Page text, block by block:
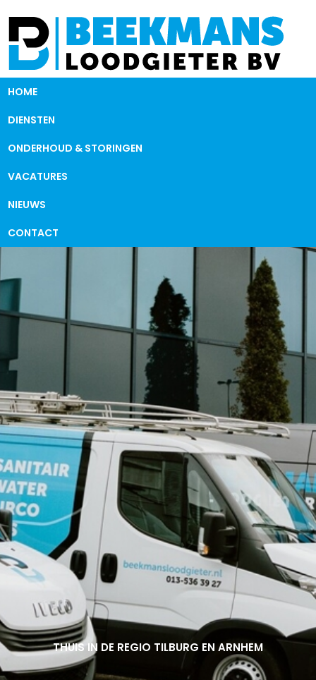
HOME
DIENSTEN
ONDERHOUD & STORINGEN
VACATURES
NIEUWS
CONTACT
THUIS IN DE REGIO TILBURG EN ARNHEM
THUIS IN DE REGIO TILBURG EN ARNHEM
THUIS IN DE REGIO TILBURG EN ARNHEM